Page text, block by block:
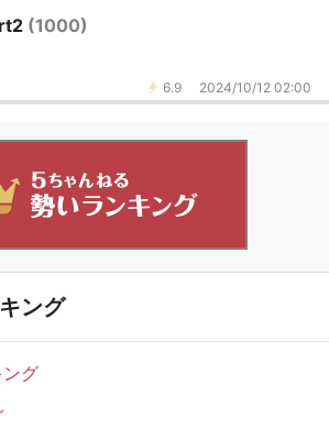
(1000)
6.9 2024/10/12 02:00
ング
グ